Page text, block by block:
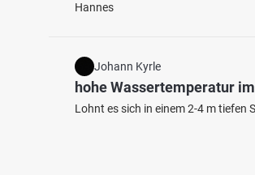
Hannes
Johann Kyrle
hohe Wassertemperatur
Lohnt es sich in einem 2-4 m tiefen